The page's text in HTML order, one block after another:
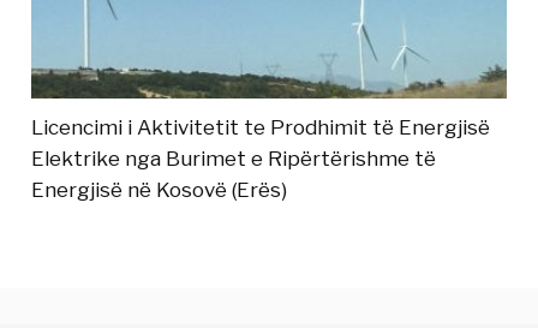
Licencimi i Aktivitetit te Prodhimit të Energjisë
Elektrike nga Burimet e Ripërtërishme të
Energjisë në Kosovë (Erës)